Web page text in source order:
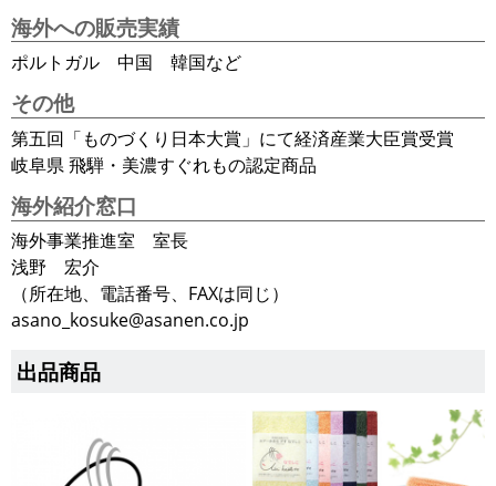
海外への販売実績
ポルトガル 中国 韓国など
その他
第五回「ものづくり日本大賞」にて経済産業大臣賞受賞
岐阜県 飛騨・美濃すぐれもの認定商品
海外紹介窓口
海外事業推進室 室長
浅野 宏介
（所在地、電話番号、FAXは同じ）
asano_kosuke@asanen.co.jp
出品商品